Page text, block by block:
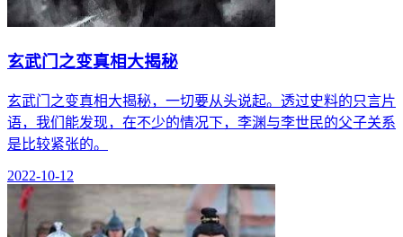
玄武门之变真相大揭秘
玄武门之变真相大揭秘，一切要从头说起。透过史料的只言片
语，我们能发现，在不少的情况下，李渊与李世民的父子关系
是比较紧张的。
2022-10-12